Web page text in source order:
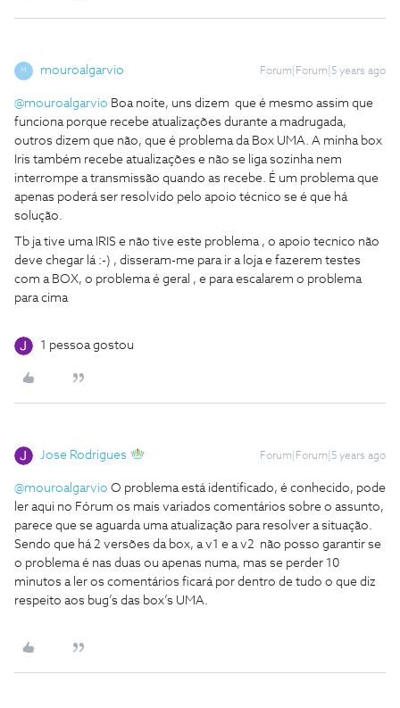
M mouroalgarvio Forum|Forum|5 years ago
@mouroalgarvio Boa noite, uns dizem que é mesmo assim que
funciona porque recebe atualizações durante a madrugada,
outros dizem que não, que é problema da Box UMA. A minha box
Iris também recebe atualizações e não se liga sozinha nem
interrompe a transmissão quando as recebe. É um problema que
apenas poderá ser resolvido pelo apoio técnico se é que há
solução.
Tb ja tive uma IRIS e não tive este problema , o apoio tecnico não
deve chegar lá :-) , disseram-me para ir a loja e fazerem testes
com a BOX, o problema é geral , e para escalarem o problema
para cima
1 pessoa gostou
Jose Rodrigues Forum|Forum|5 years ago
@mouroalgarvio O problema está identificado, é conhecido, pode
ler aqui no Fórum os mais variados comentários sobre o assunto,
parece que se aguarda uma atualização para resolver a situação.
Sendo que há 2 versões da box, a v1 e a v2 não posso garantir se
o problema é nas duas ou apenas numa, mas se perder 10
minutos a ler os comentários ficará por dentro de tudo o que diz
respeito aos bug’s das box’s UMA.